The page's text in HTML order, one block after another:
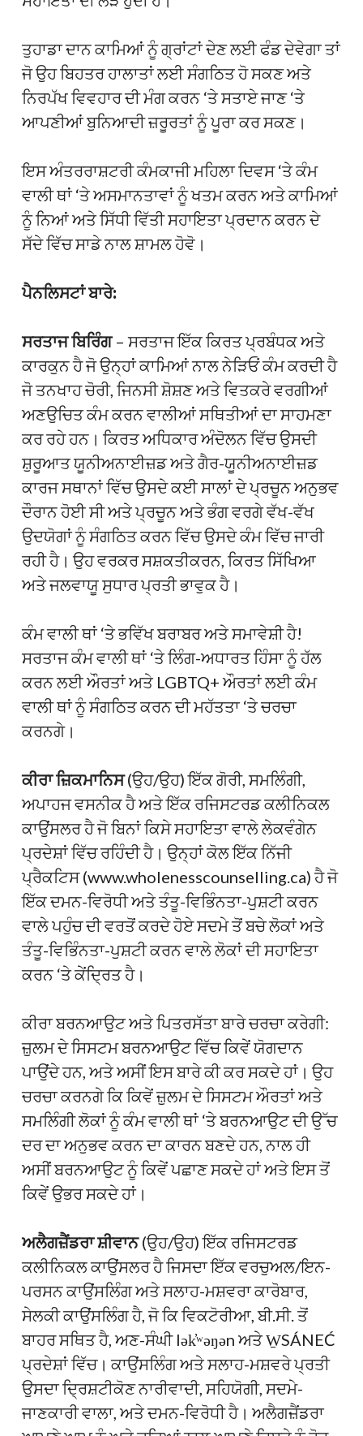
ਤੁਹਾਡਾ ਦਾਨ ਕਾਮਿਆਂ ਨੂੰ ਗ੍ਰਾਂਟਾਂ ਦੇਣ ਲਈ ਫੰਡ ਦੇਵੇਗਾ ਤਾਂ
ਜੋ ਉਹ ਬਿਹਤਰ ਹਾਲਾਤਾਂ ਲਈ ਸੰਗਠਿਤ ਹੋ ਸਕਣ ਅਤੇ
ਨਿਰਪੱਖ ਵਿਵਹਾਰ ਦੀ ਮੰਗ ਕਰਨ ‘ਤੇ ਸਤਾਏ ਜਾਣ ‘ਤੇ
ਆਪਣੀਆਂ ਬੁਨਿਆਦੀ ਜ਼ਰੂਰਤਾਂ ਨੂੰ ਪੂਰਾ ਕਰ ਸਕਣ।
ਇਸ ਅੰਤਰਰਾਸ਼ਟਰੀ ਕੰਮਕਾਜੀ ਮਹਿਲਾ ਦਿਵਸ ‘ਤੇ ਕੰਮ
ਵਾਲੀ ਥਾਂ ‘ਤੇ ਅਸਮਾਨਤਾਵਾਂ ਨੂੰ ਖਤਮ ਕਰਨ ਅਤੇ ਕਾਮਿਆਂ
ਨੂੰ ਨਿਆਂ ਅਤੇ ਸਿੱਧੀ ਵਿੱਤੀ ਸਹਾਇਤਾ ਪ੍ਰਦਾਨ ਕਰਨ ਦੇ
ਸੱਦੇ ਵਿੱਚ ਸਾਡੇ ਨਾਲ ਸ਼ਾਮਲ ਹੋਵੋ।
ਪੈਨਲਿਸਟਾਂ ਬਾਰੇ:
ਸਰਤਾਜ ਬਿਰਿੰਗ– ਸਰਤਾਜ ਇੱਕ ਕਿਰਤ ਪ੍ਰਬੰਧਕ ਅਤੇ
ਕਾਰਕੁਨ ਹੈ ਜੋ ਉਨ੍ਹਾਂ ਕਾਮਿਆਂ ਨਾਲ ਨੇੜਿਓਂ ਕੰਮ ਕਰਦੀ ਹੈ
ਜੋ ਤਨਖਾਹ ਚੋਰੀ, ਜਿਨਸੀ ਸ਼ੋਸ਼ਣ ਅਤੇ ਵਿਤਕਰੇ ਵਰਗੀਆਂ
ਅਣਉਚਿਤ ਕੰਮ ਕਰਨ ਵਾਲੀਆਂ ਸਥਿਤੀਆਂ ਦਾ ਸਾਹਮਣਾ
ਕਰ ਰਹੇ ਹਨ। ਕਿਰਤ ਅਧਿਕਾਰ ਅੰਦੋਲਨ ਵਿੱਚ ਉਸਦੀ
ਸ਼ੁਰੂਆਤ ਯੂਨੀਅਨਾਈਜ਼ਡ ਅਤੇ ਗੈਰ-ਯੂਨੀਅਨਾਈਜ਼ਡ
ਕਾਰਜ ਸਥਾਨਾਂ ਵਿੱਚ ਉਸਦੇ ਕਈ ਸਾਲਾਂ ਦੇ ਪ੍ਰਚੂਨ ਅਨੁਭਵ
ਦੌਰਾਨ ਹੋਈ ਸੀ ਅਤੇ ਪ੍ਰਚੂਨ ਅਤੇ ਭੰਗ ਵਰਗੇ ਵੱਖ-ਵੱਖ
ਉਦਯੋਗਾਂ ਨੂੰ ਸੰਗਠਿਤ ਕਰਨ ਵਿੱਚ ਉਸਦੇ ਕੰਮ ਵਿੱਚ ਜਾਰੀ
ਰਹੀ ਹੈ। ਉਹ ਵਰਕਰ ਸਸ਼ਕਤੀਕਰਨ, ਕਿਰਤ ਸਿੱਖਿਆ
ਅਤੇ ਜਲਵਾਯੂ ਸੁਧਾਰ ਪ੍ਰਤੀ ਭਾਵੁਕ ਹੈ।
ਕੰਮ ਵਾਲੀ ਥਾਂ ‘ਤੇ ਭਵਿੱਖ ਬਰਾਬਰ ਅਤੇ ਸਮਾਵੇਸ਼ੀ ਹੈ!
ਸਰਤਾਜ ਕੰਮ ਵਾਲੀ ਥਾਂ ‘ਤੇ ਲਿੰਗ-ਅਧਾਰਤ ਹਿੰਸਾ ਨੂੰ ਹੱਲ
ਕਰਨ ਲਈ ਔਰਤਾਂ ਅਤੇ LGBTQ+ ਔਰਤਾਂ ਲਈ ਕੰਮ
ਵਾਲੀ ਥਾਂ ਨੂੰ ਸੰਗਠਿਤ ਕਰਨ ਦੀ ਮਹੱਤਤਾ ‘ਤੇ ਚਰਚਾ
ਕਰਨਗੇ।
ਕੀਰਾ ਜ਼ਿਕਮਾਨਿਸ(ਉਹ/ਉਹ) ਇੱਕ ਗੋਰੀ, ਸਮਲਿੰਗੀ,
ਅਪਾਹਜ ਵਸਨੀਕ ਹੈ ਅਤੇ ਇੱਕ ਰਜਿਸਟਰਡ ਕਲੀਨਿਕਲ
ਕਾਉਂਸਲਰ ਹੈ ਜੋ ਬਿਨਾਂ ਕਿਸੇ ਸਹਾਇਤਾ ਵਾਲੇ ਲੇਕਵੰਗੇਨ
ਪ੍ਰਦੇਸ਼ਾਂ ਵਿੱਚ ਰਹਿੰਦੀ ਹੈ। ਉਨ੍ਹਾਂ ਕੋਲ ਇੱਕ ਨਿੱਜੀ
ਪ੍ਰੈਕਟਿਸ (www.wholenesscounselling.ca) ਹੈ ਜੋ
ਇੱਕ ਦਮਨ-ਵਿਰੋਧੀ ਅਤੇ ਤੰਤੂ-ਵਿਭਿੰਨਤਾ-ਪੁਸ਼ਟੀ ਕਰਨ
ਵਾਲੇ ਪਹੁੰਚ ਦੀ ਵਰਤੋਂ ਕਰਦੇ ਹੋਏ ਸਦਮੇ ਤੋਂ ਬਚੇ ਲੋਕਾਂ ਅਤੇ
ਤੰਤੂ-ਵਿਭਿੰਨਤਾ-ਪੁਸ਼ਟੀ ਕਰਨ ਵਾਲੇ ਲੋਕਾਂ ਦੀ ਸਹਾਇਤਾ
ਕਰਨ ‘ਤੇ ਕੇਂਦ੍ਰਿਤ ਹੈ।
ਕੀਰਾ ਬਰਨਆਉਟ ਅਤੇ ਪਿਤਰਸੱਤਾ ਬਾਰੇ ਚਰਚਾ ਕਰੇਗੀ:
ਜ਼ੁਲਮ ਦੇ ਸਿਸਟਮ ਬਰਨਆਉਟ ਵਿੱਚ ਕਿਵੇਂ ਯੋਗਦਾਨ
ਪਾਉਂਦੇ ਹਨ, ਅਤੇ ਅਸੀਂ ਇਸ ਬਾਰੇ ਕੀ ਕਰ ਸਕਦੇ ਹਾਂ। ਉਹ
ਚਰਚਾ ਕਰਨਗੇ ਕਿ ਕਿਵੇਂ ਜ਼ੁਲਮ ਦੇ ਸਿਸਟਮ ਔਰਤਾਂ ਅਤੇ
ਸਮਲਿੰਗੀ ਲੋਕਾਂ ਨੂੰ ਕੰਮ ਵਾਲੀ ਥਾਂ ‘ਤੇ ਬਰਨਆਉਟ ਦੀ ਉੱਚ
ਦਰ ਦਾ ਅਨੁਭਵ ਕਰਨ ਦਾ ਕਾਰਨ ਬਣਦੇ ਹਨ, ਨਾਲ ਹੀ
ਅਸੀਂ ਬਰਨਆਉਟ ਨੂੰ ਕਿਵੇਂ ਪਛਾਣ ਸਕਦੇ ਹਾਂ ਅਤੇ ਇਸ ਤੋਂ
ਕਿਵੇਂ ਉਭਰ ਸਕਦੇ ਹਾਂ।
ਅਲੈਗਜ਼ੈਂਡਰਾ ਸ਼ੀਵਾਨ(ਉਹ/ਉਹ) ਇੱਕ ਰਜਿਸਟਰਡ
ਕਲੀਨਿਕਲ ਕਾਉਂਸਲਰ ਹੈ ਜਿਸਦਾ ਇੱਕ ਵਰਚੁਅਲ/ਇਨ-
ਪਰਸਨ ਕਾਉਂਸਲਿੰਗ ਅਤੇ ਸਲਾਹ-ਮਸ਼ਵਰਾ ਕਾਰੋਬਾਰ,
ਸੇਲਕੀ ਕਾਉਂਸਲਿੰਗ ਹੈ, ਜੋ ਕਿ ਵਿਕਟੋਰੀਆ, ਬੀ.ਸੀ. ਤੋਂ
ਬਾਹਰ ਸਥਿਤ ਹੈ, ਅਣ-ਸੰਘੀ lək̓ʷəŋən ਅਤੇ W̱SÁNEĆ
ਪ੍ਰਦੇਸ਼ਾਂ ਵਿੱਚ। ਕਾਉਂਸਲਿੰਗ ਅਤੇ ਸਲਾਹ-ਮਸ਼ਵਰੇ ਪ੍ਰਤੀ
ਉਸਦਾ ਦ੍ਰਿਸ਼ਟੀਕੋਣ ਨਾਰੀਵਾਦੀ, ਸਹਿਯੋਗੀ, ਸਦਮੇ-
ਜਾਣਕਾਰੀ ਵਾਲਾ, ਅਤੇ ਦਮਨ-ਵਿਰੋਧੀ ਹੈ। ਅਲੈਗਜ਼ੈਂਡਰਾ